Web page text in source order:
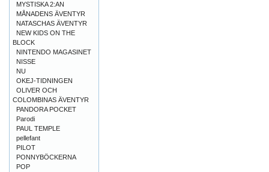
MYSTISKA 2:AN
MÅNADENS ÄVENTYR
NATASCHAS ÄVENTYR
NEW KIDS ON THE
BLOCK
NINTENDO MAGASINET
NISSE
NU
OKEJ-TIDNINGEN
OLIVER OCH
COLOMBINAS ÄVENTYR
PANDORA POCKET
Parodi
PAUL TEMPLE
pellefant
PILOT
PONNYBÖCKERNA
POP